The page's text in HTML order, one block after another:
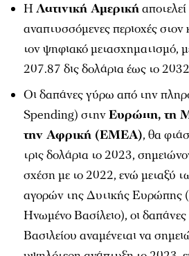
ΗΛατινική Αμερική
αναπτυσσόμενες περιοχές
τον ψηφιακό μετασχηματισμό,
207.87 δις δολάρια έως το
Οι δαπάνες γύρω από την
Spending) στηνΕυρώπη, τη
την Αφρική (ΕΜΕΑ), θα
τρις δολάρια το 2023,
σχέση με το 2022, ενώ μεταξύ
αγορών της Δυτικής Ευρώπης
Ηνωμένο Βασίλειο), οι
Βασιλείου αναμένεται να